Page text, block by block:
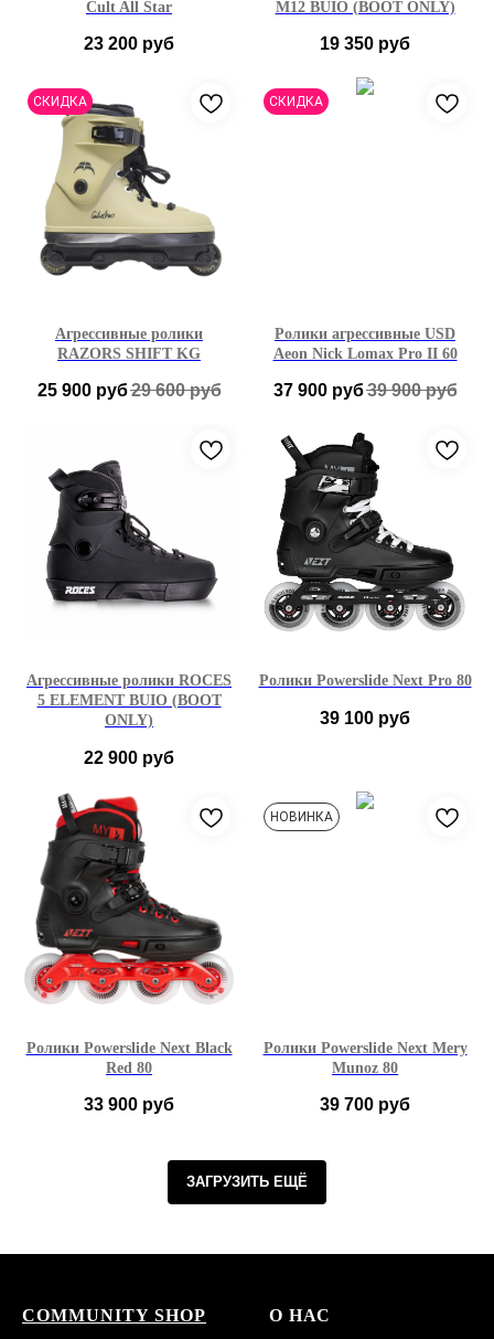
Cult All Star
23 200 руб
M12 BUIO (BOOT ONLY)
19 350 руб
42 47
СКИДКА
Агрессивные ролики
RAZORS SHIFT KG
25 900 руб29 600 руб
СКИДКА
Ролики агрессивные USD
Aeon Nick Lomax Pro II 60
37 900 руб39 900 руб
39-40 EU 41-42 EU
43-44 EU
Агрессивные ролики ROCES
5 ELEMENT BUIO (BOOT
ONLY)
22 900 руб
41
Ролики Powerslide Next Pro 80
39 100 руб
38-39 EU 40-41 EU
Ролики Powerslide Next Black
Red 80
33 900 руб
42-43 EU
НОВИНКА
Ролики Powerslide Next Mery
Munoz 80
39 700 руб
40-41 EU
ЗАГРУЗИТЬ ЕЩЁ
COMMUNITY SHOP О НАС